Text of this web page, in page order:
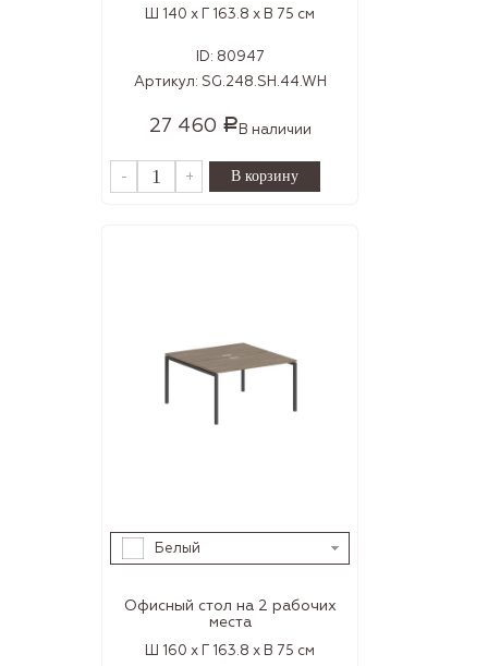
Ш 140 x Г 163.8 x В 75 см
ID: 80947
Артикул: SG.248.SH.44.WH
27 460 РВ наличии
- +
Белый
Офисный стол на 2 рабочих
места
Ш 160 x Г 163.8 x В 75 см